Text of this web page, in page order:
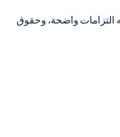
واضحة، وحقوق